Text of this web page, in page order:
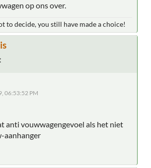
op ons over.
to decide, you still have made a choice!
06:53:52 PM
anti vouwwagengevoel als het niet
aanhanger